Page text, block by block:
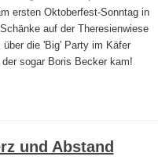
ersten Oktoberfest-Sonntag in
auf der Theresienwiese
die 'Big' Party im Käfer
sogar Boris Becker kam!
und Abstand